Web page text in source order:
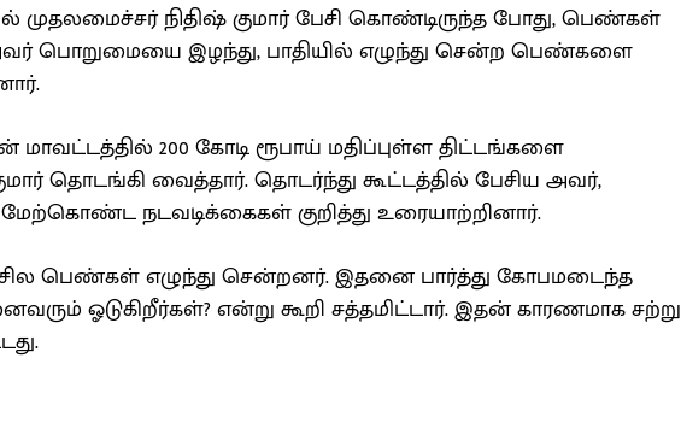
முதலமைச்சர் நிதிஷ் குமார் பேசி கொண்டிருந்த போது, பெண்கள்
பொறுமையை இழந்து, பாதியில் எழுந்து சென்ற பெண்களை
மாவட்டத்தில் 200 கோடி ரூபாய் மதிப்புள்ள திட்டங்களை
தொடங்கி வைத்தார். தொடர்ந்து கூட்டத்தில் பேசிய அவர்,
நடவடிக்கைகள் குறித்து உரையாற்றினார்.
பெண்கள் எழுந்து சென்றனர். இதனை பார்த்து கோபமடைந்த
ஓடுகிறீர்கள்? என்று கூறி சத்தமிட்டார். இதன் காரணமாக சற்று